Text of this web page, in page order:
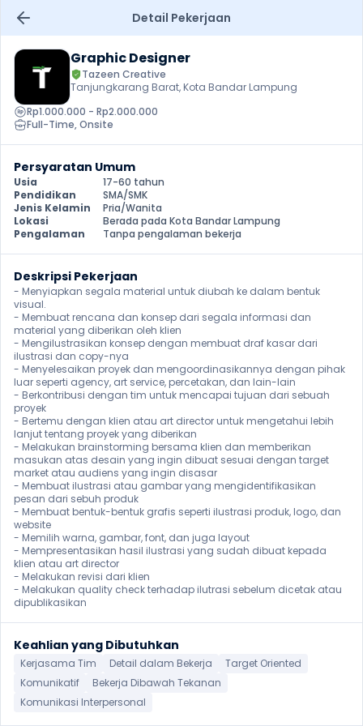
Detail Pekerjaan
Graphic Designer
Tazeen Creative
Tanjungkarang Barat, Kota Bandar Lampung
Rp1.000.000 - Rp2.000.000
Full-Time, Onsite
Persyaratan Umum
Usia
17-60 tahun
Pendidikan
SMA/SMK
Jenis Kelamin
Pria/Wanita
Lokasi
Berada pada Kota Bandar Lampung
Pengalaman
Tanpa pengalaman bekerja
Deskripsi Pekerjaan
- Menyiapkan segala material untuk diubah ke dalam bentuk
visual.
- Membuat rencana dan konsep dari segala informasi dan
material yang diberikan oleh klien
- Mengilustrasikan konsep dengan membuat draf kasar dari
ilustrasi dan copy-nya
- Menyelesaikan proyek dan mengoordinasikannya dengan pihak
luar seperti agency, art service, percetakan, dan lain-lain
- Berkontribusi dengan tim untuk mencapai tujuan dari sebuah
proyek
- Bertemu dengan klien atau art director untuk mengetahui lebih
lanjut tentang proyek yang diberikan
- Melakukan brainstorming bersama klien dan memberikan
masukan atas desain yang ingin dibuat sesuai dengan target
market atau audiens yang ingin disasar
- Membuat ilustrasi atau gambar yang mengidentifikasikan
pesan dari sebuh produk
- Membuat bentuk-bentuk grafis seperti ilustrasi produk, logo, dan
website
- Memilih warna, gambar, font, dan juga layout
- Mempresentasikan hasil ilustrasi yang sudah dibuat kepada
klien atau art director
- Melakukan revisi dari klien
- Melakukan quality check terhadap ilutrasi sebelum dicetak atau
dipublikasikan
Keahlian yang Dibutuhkan
Kerjasama Tim Detail dalam Bekerja
Target Oriented
Komunikatif
Bekerja Dibawah Tekanan
Komunikasi Interpersonal